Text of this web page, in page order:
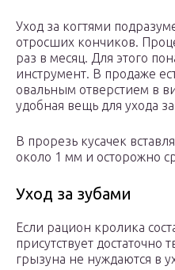
Уход за когтями
отросших кончиков.
раз в месяц. Для этого
инструмент. В продаже
овальным отверстием в
удобная вещь для ухода
В прорезь кусачек
около 1 мм и осторожно
Уход за зубами
Если рацион кролика
присутствует
грызуна не нуждаются в